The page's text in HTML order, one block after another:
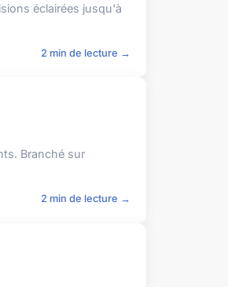
éclairées jusqu'à
2 min de lecture →
Branché sur
2 min de lecture →